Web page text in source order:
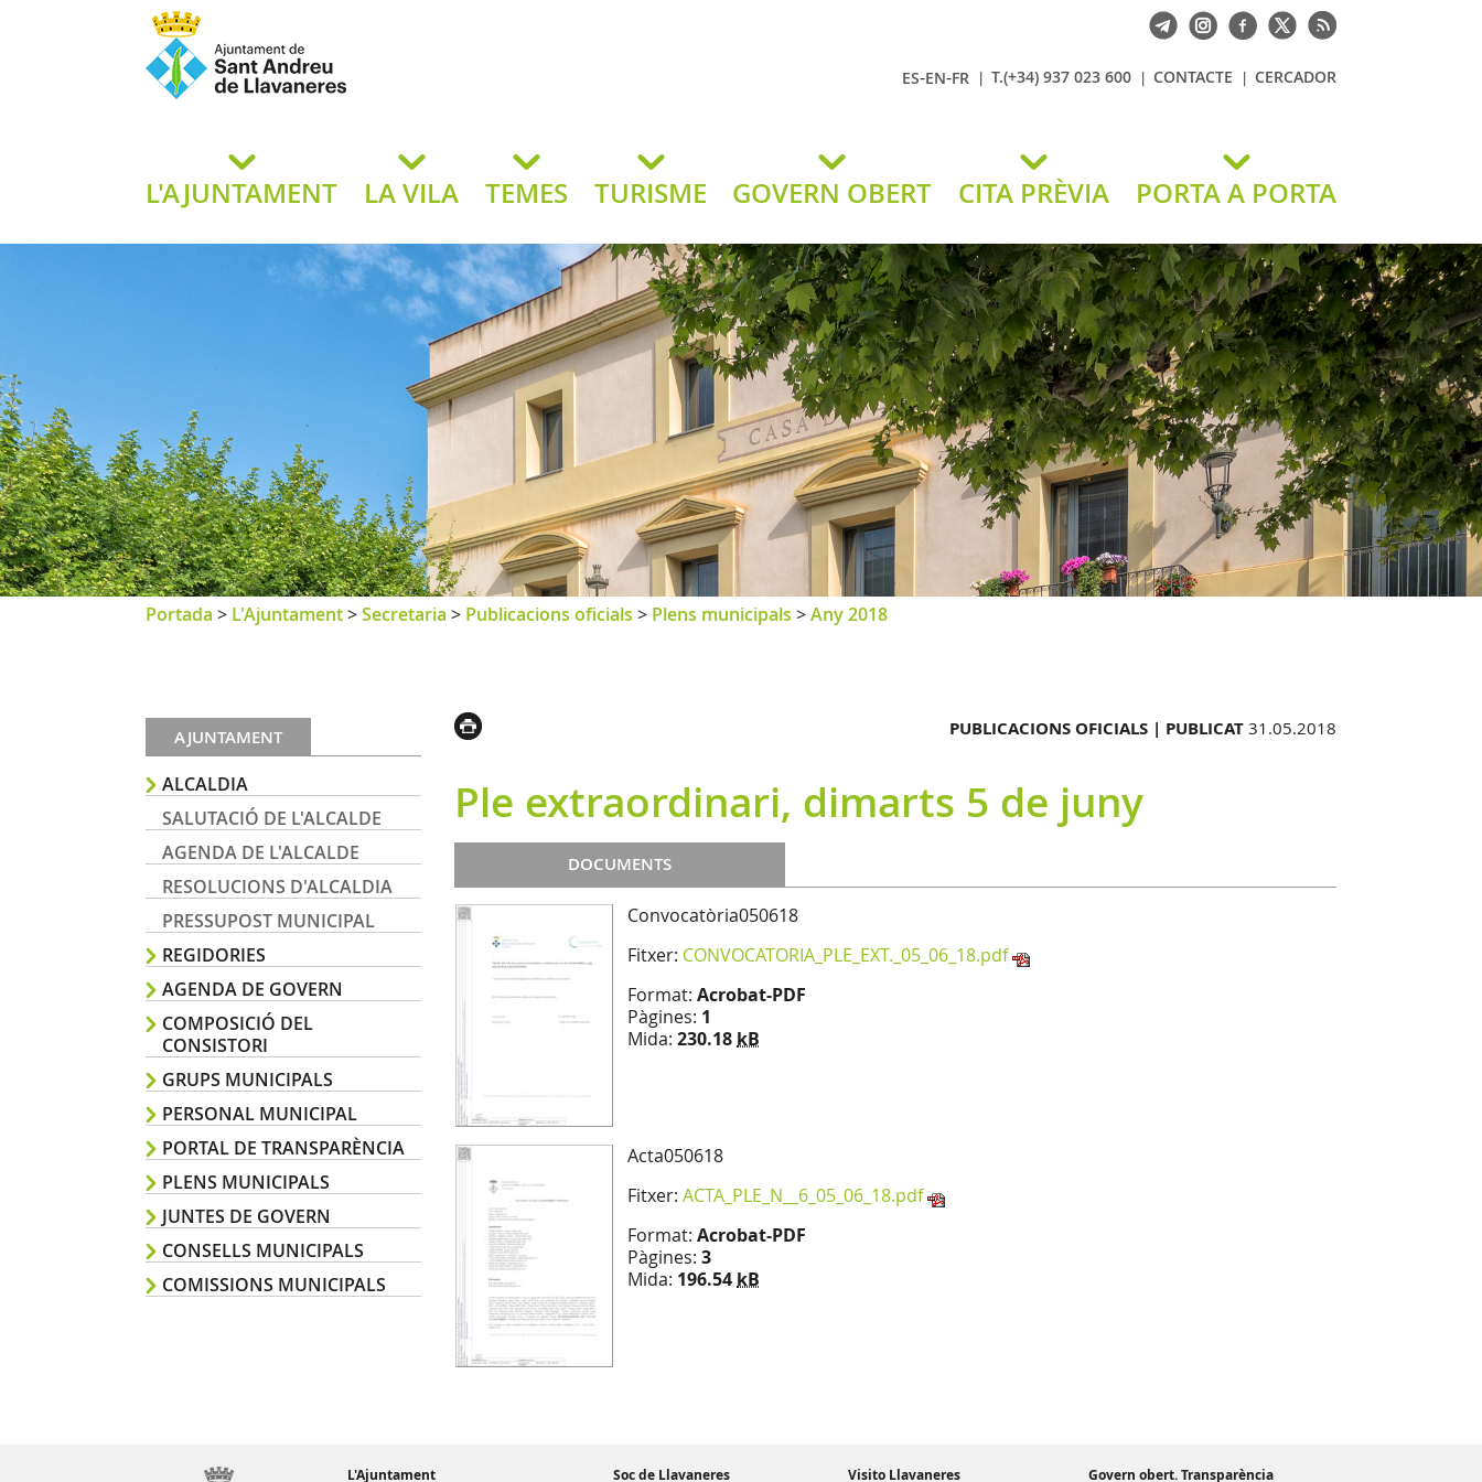
de Llavaneres
ES-EN-FR T.(+34) 937 023 600 CONTACTE CERCADOR
L'AJUNTAMENT LA VILA TEMES TURISME GOVERN OBERT CITA PRÈVIA PORTA A PORTA
Portada > L'Ajuntament>Secretaria > Publicacions oficials > Plens municipals >Any 2018
AJUNTAMENT
ALCALDIA
SALUTACIÓ DE L'ALCALDE
AGENDA DE L'ALCALDE
RESOLUCIONS D'ALCALDIA
PRESSUPOST MUNICIPAL
REGIDORIES
AGENDA DE GOVERN
COMPOSICIÓ DEL
CONSISTORI
GRUPS MUNICIPALS
PERSONAL MUNICIPAL
PORTAL DE TRANSPARÈNCIA
PLENS MUNICIPALS
JUNTES DE GOVERN
CONSELLS MUNICIPALS
COMISSIONS MUNICIPALS
PUBLICACIONS OFICIALS | PUBLICAT 31.05.2018
Ple extraordinari, dimarts 5 de juny
DOCUMENTS
Convocatòria050618
Fitxer: CONVOCATORIA_PLE_EXT._05_06_18.pdf
Format: Acrobat-PDF
Pàgines: 1
Mida: 230.18 kB
Acta050618
Fitxer: ACTA_PLE_N__6_05_06_18.pdf
Format: Acrobat-PDF
Pàgines: 3
Mida: 196.54 kB
L'Ajuntament Soc de Llavaneres Visito Llavaneres Govern obert. Transparència